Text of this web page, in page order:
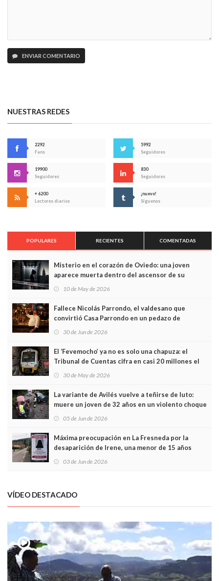
ENVIAR COMENTARIO
NUESTRAS REDES
2292
Fans
5992
Seguidores
19900
Seguidores
830
Seguidores
+ 6200
Lectores diarios
¡nuevo!
Síguenos
POPULARES RECIENTES COMENTADAS
Misterio en el corazón de Oviedo: una joven
aparece muerta dentro del ascensor de su
edificio y las cámaras captan sus últimos minutos
10 de May de 2026
Fallece Nicolás Parrondo, el valdesano que
convirtió Casa Parrondo en un pedazo de
Asturias en Madrid
30 de Jun de 2026
El ‘Fevemocho’ ya no es solo una chapuza: el
Tribunal de Cuentas cifra en casi 20 millones el
sobrecoste de los trenes que no cabían por los
30 de May de 2026
La variante de Avilés vuelve a teñirse de luto:
muere un joven de 32 años en un violento choque
frontal
05 de Jun de 2026
Máxima preocupación en La Fresneda por la
desaparición de Irene, una menor de 15 años
03 de Jun de 2026
VÍDEO DESTACADO